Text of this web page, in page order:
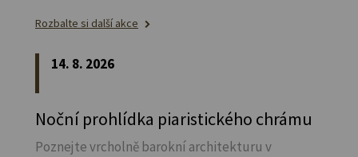
Rozbalte si další akce
14. 8. 2026
Noční prohlídka piaristického chrámu
Poznejte vrcholně barokní architekturu v